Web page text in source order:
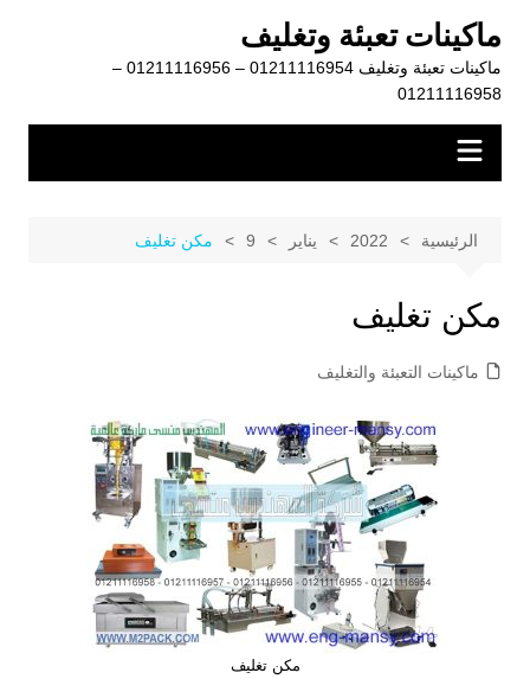
المحتوى
ماكينات تعبئة وتغليف
ماكينات تعبئة وتغليف 01211116954 – 01211116956 –
01211116958
الرئيسية 2022 يناير 9 مكن تغليف
مكن تغليف
ماكينات التعبئة والتغليف
مكن تغليف